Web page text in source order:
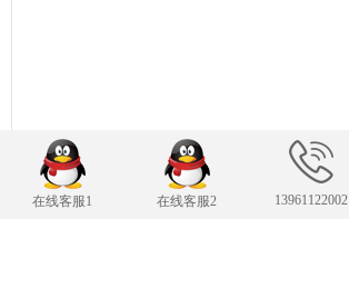
在线客服1 在线客服2 13961122002